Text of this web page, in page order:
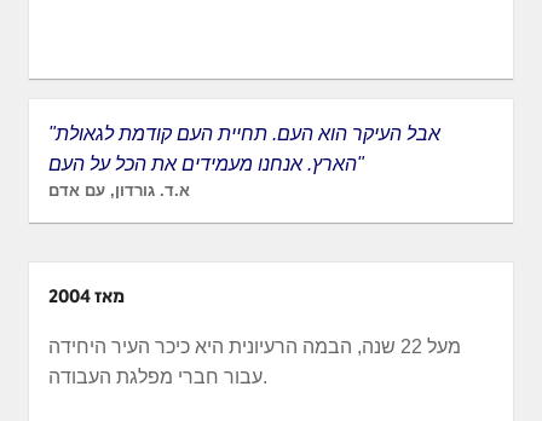
"אבל העיקר הוא העם. תחיית העם קודמת לגאולת
הארץ. אנחנו מעמידים את הכל על העם"
א.ד. גורדון, עם אדם
מאז 2004
מעל 22 שנה, הבמה הרעיונית היא כיכר העיר היחידה
עבור חברי מפלגת העבודה.